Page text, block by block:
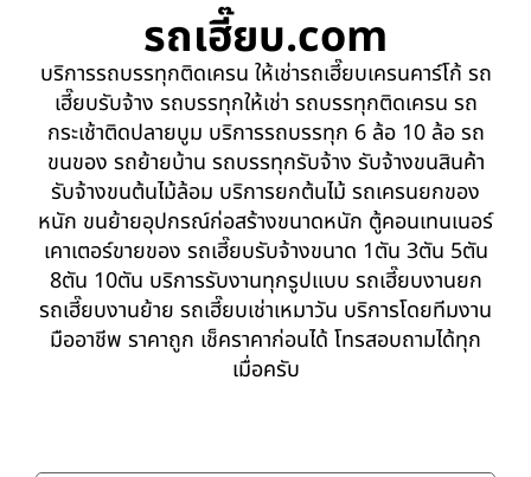
รถเฮี๊ยบ.com
บริการรถบรรทุกติดเครน ให้เช่ารถเฮี๊ยบเครนคาร์โก้ รถ
เฮี๊ยบรับจ้าง รถบรรทุกให้เช่า รถบรรทุกติดเครน รถ
กระเช้าติดปลายบูม บริการรถบรรทุก 6 ล้อ 10 ล้อ รถ
ขนของ รถย้ายบ้าน รถบรรทุกรับจ้าง รับจ้างขนสินค้า
รับจ้างขนต้นไม้ล้อม บริการยกต้นไม้ รถเครนยกของ
หนัก ขนย้ายอุปกรณ์ก่อสร้างขนาดหนัก ตู้คอนเทนเนอร์
เคาเตอร์ขายของ รถเฮี๊ยบรับจ้างขนาด 1ตัน 3ตัน 5ตัน
8ตัน 10ตัน บริการรับงานทุกรูปแบบ รถเฮี๊ยบงานยก
รถเฮี๊ยบงานย้าย รถเฮี๊ยบเช่าเหมาวัน บริการโดยทีมงาน
มืออาชีพ ราคาถูก เช็คราคาก่อนได้ โทรสอบถามได้ทุก
เมื่อครับ